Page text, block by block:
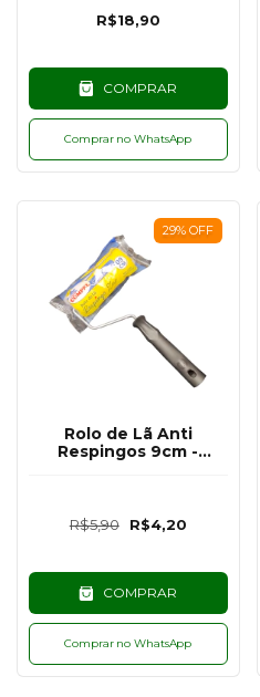
R$18,90
COMPRAR
Comprar no WhatsApp
29% OFF
Rolo de Lã Anti
Respingos 9cm -
R$5,90 R$4,20
COMPRAR
Comprar no WhatsApp